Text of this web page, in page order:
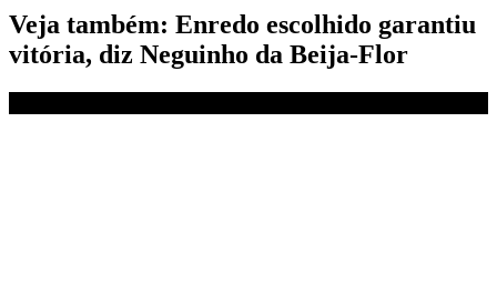
Veja também: Enredo escolhido garantiu
vitória, diz Neguinho da Beija-Flor